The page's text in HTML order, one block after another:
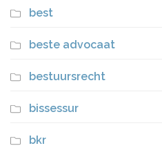
best
beste advocaat
bestuursrecht
bissessur
bkr